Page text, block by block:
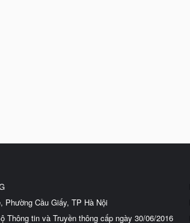
Cầu Giấy, TP Hà Nội
Thông tin và Truyền thông cấp ngày 30/06/2016